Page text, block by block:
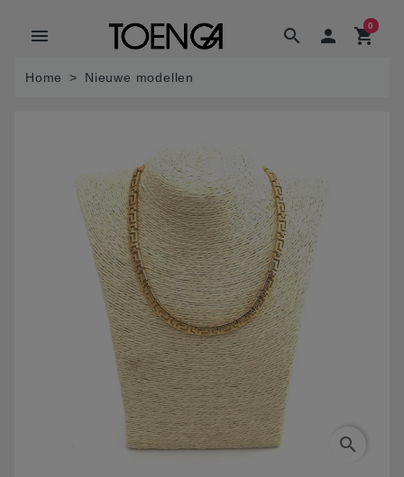
search
menu  shopping_cart
0
Home Nieuwe modellen
search